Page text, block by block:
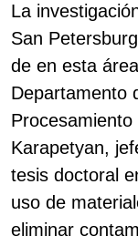
La
San
de en esta
Departamento
Procesamiento
Karapetyan,
tesis doctoral
uso de
eliminar